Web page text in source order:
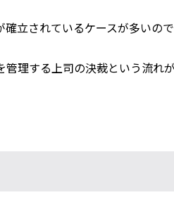
立されているケースが多いので
理する上司の決裁という流れが